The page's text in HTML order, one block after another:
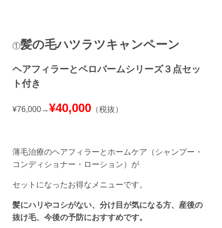
①髪の毛ハツラツキャンペーン
ヘアフィラーとペロバームシリーズ３点セッ
ト付き
¥76,000→¥40,000（税抜）
薄毛治療のヘアフィラーとホームケア（シャンプー・
コンディショナー・ローション）が
セットになったお得なメニューです。
髪にハリやコシがない、分け目が気になる方、産後の
抜け毛、今後の予防におすすめです。